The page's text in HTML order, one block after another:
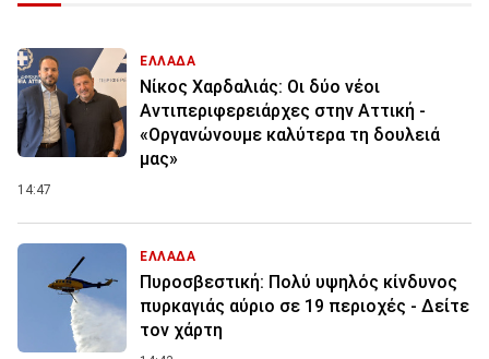
ΕΛΛΑΔΑ
Νίκος Χαρδαλιάς: Οι δύο νέοι
Αντιπεριφερειάρχες στην Αττική -
«Οργανώνουμε καλύτερα τη δουλειά
μας»
14:47
ΕΛΛΑΔΑ
Πυροσβεστική: Πολύ υψηλός κίνδυνος
πυρκαγιάς αύριο σε 19 περιοχές - Δείτε
τον χάρτη